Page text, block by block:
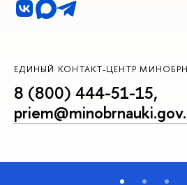
ЕДИНЫЙ КОНТАКТ-ЦЕНТР
8 (800) 444-51-15,